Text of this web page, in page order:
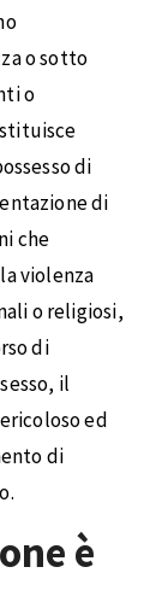
o sotto
o
di
di
che
violenza
o religiosi,
di
il
ed
di
è